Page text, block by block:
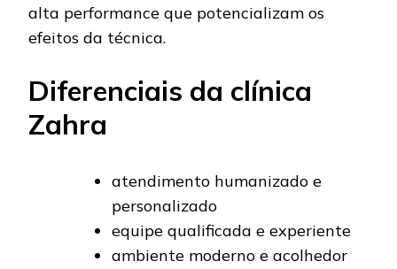
alta performance que potencializam os
efeitos da técnica.
Diferenciais da clínica
Zahra
atendimento humanizado e
personalizado
equipe qualificada e experiente
ambiente moderno e acolhedor